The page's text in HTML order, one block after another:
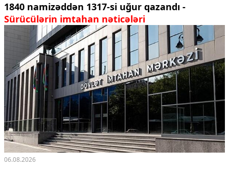
1840 namizəddən 1317-si uğur qazandı -
Sürücülərin imtahan nəticələri
06.08.2026